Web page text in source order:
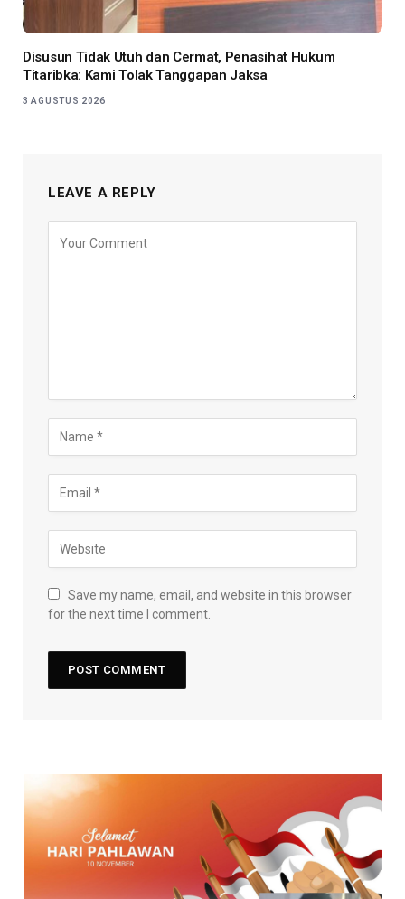
Disusun Tidak Utuh dan Cermat, Penasihat Hukum
Titaribka: Kami Tolak Tanggapan Jaksa
3 AGUSTUS 2026
LEAVE A REPLY
Save my name, email, and website in this browser
for the next time I comment.